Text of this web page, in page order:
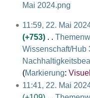
Mai 2024.png
e
i
n
e
B
e
11:59, 22. Mai
+753
Wissenschaft/Hub
K
e
i
Markierung:
11:41, 22. Mai